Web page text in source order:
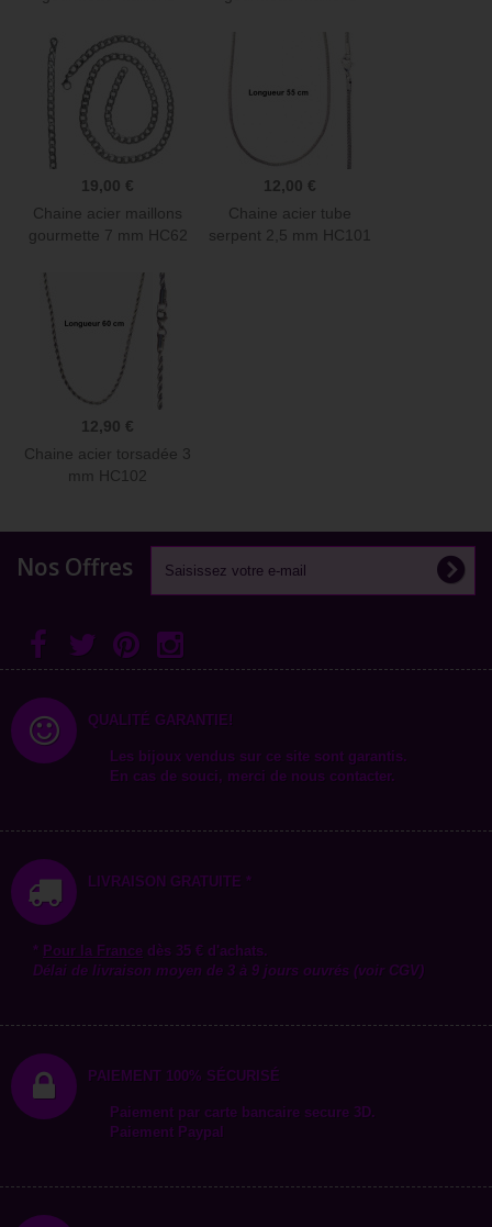
19,00 €
Chaine acier maillons
gourmette 7 mm HC62
12,00 €
Chaine acier tube
serpent 2,5 mm HC101
12,90 €
Chaine acier torsadée 3
mm HC102
Nos Offres
QUALITÉ GARANTIE!
Les bijoux vendus sur ce site sont garantis.
En cas de souci, merci de nous contacter.
LIVRAISON GRATUITE *
* Pour la France dès 35 € d'achats.
Délai de livraison moyen de 3 à 9 jours ouvrés (voir CGV)
PAIEMENT 100% SÉCURISÉ
Paiement par carte bancaire secure 3D.
Paiement Paypal